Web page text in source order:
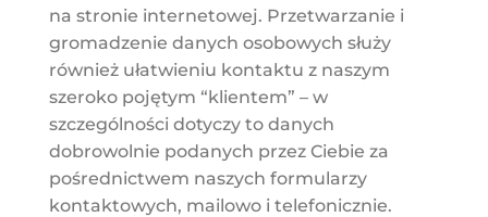
na stronie internetowej. Przetwarzanie i
gromadzenie danych osobowych służy
również ułatwieniu kontaktu z naszym
szeroko pojętym “klientem” – w
szczególności dotyczy to danych
dobrowolnie podanych przez Ciebie za
pośrednictwem naszych formularzy
kontaktowych, mailowo i telefonicznie.